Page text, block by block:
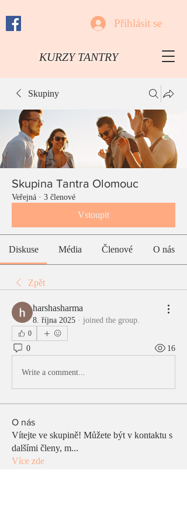
Přihlásit se
KURZY TANTRY
Skupiny
Skupina Tantra Olomouc
Veřejná · 3 členové
Vstoupit
Diskuse Média Členové O nás
Zpět
harshasharma
8. října 2025 · joined the group.
0
0 16
Write a comment...
O nás
Vítejte ve skupině! Můžete být v kontaktu s
dalšími členy, m...
Více zde